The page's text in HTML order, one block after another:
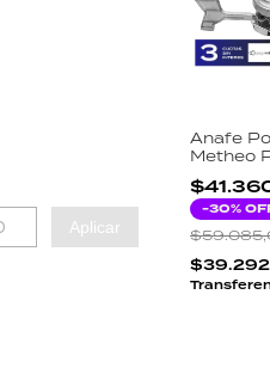
Aplicar
Anafe
Metheo
2600W
Gas
Funda
-30%